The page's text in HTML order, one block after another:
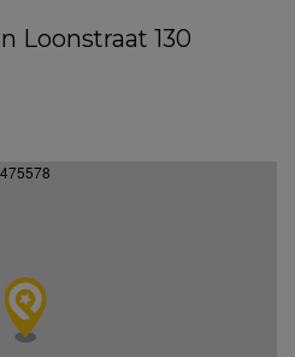
Loonstraat 130